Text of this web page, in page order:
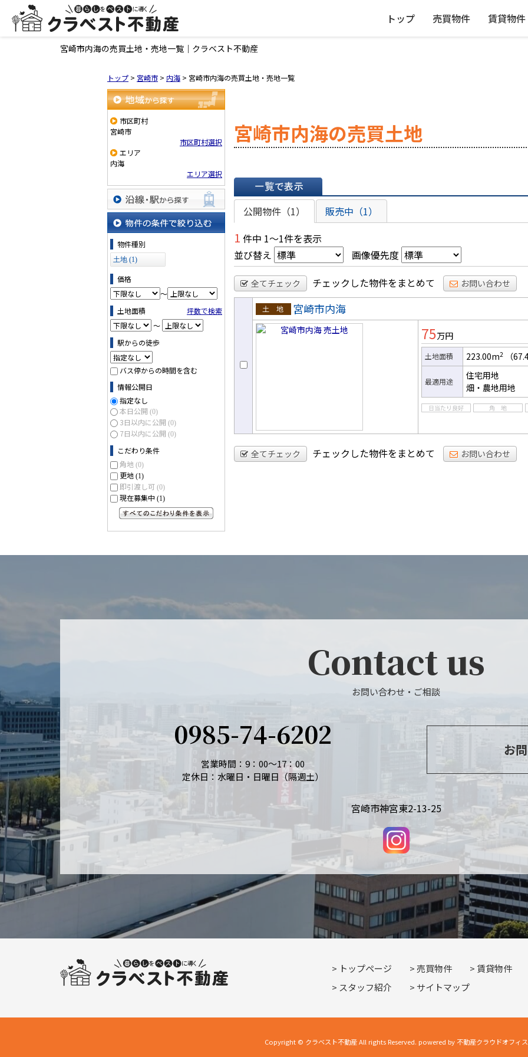
トップ 売買物件 賃貸物件
宮崎市内海の売買土地・売地一覧｜クラベスト不動産
トップ > 宮崎市 > 内海 > 宮崎市内海の売買土地・売地一覧
地域から探す
市区町村
宮崎市
市区町村選択
エリア
内海
エリア選択
沿線・駅から探す
物件の条件で絞り込む
物件種別
土地 (1)
価格
～
土地面積
坪数で検索
～
駅からの徒歩
バス停からの時間を含む
情報公開日
指定なし
本日公開 (0)
3日以内に公開 (0)
7日以内に公開 (0)
こだわり条件
角地 (0)
更地 (1)
即引渡し可 (0)
現在募集中 (1)
宮崎市内海の売買土地
一覧で表示
公開物件（1） 販売中（1）
1 件中 1～1件を表示
並び替え
画像優先度
全てチェック チェックした物件をまとめて お問い合わせ
売土地
宮崎市内海
75万円
土地面積 223.00m2 （
最適用途
住宅用地
畑・農地用地
全てチェック チェックした物件をまとめて お問い合わせ
Contact us
お問い合わせ・ご相談
0985-74-6202
営業時間：9：00～17：00
定休日：水曜日・日曜日（隔週土）
お
宮崎市神宮東2-13-25
トップページ 売買物件
賃貸物件
スタッフ紹介
サイトマップ
Copyright © クラベスト不動産 All rights Reserved. powered by 不動産クラウドオフィス